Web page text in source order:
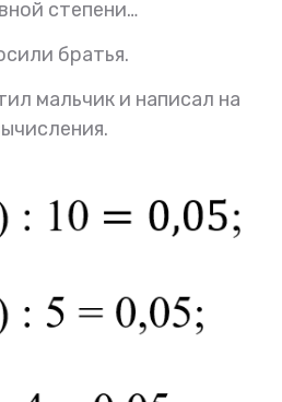
степени…
братья.
мальчик и написал на